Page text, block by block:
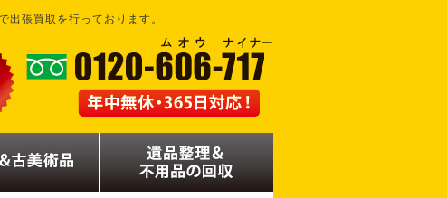
張買取を行っております。